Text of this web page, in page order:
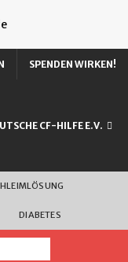
SPENDEN WIRKEN!
CF-HILFE E.V.
DIABETES